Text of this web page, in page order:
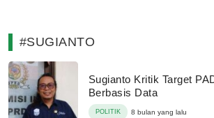
#SUGIANTO
Sugianto Kritik Target
Berbasis Data
POLITIK 8 bulan yang lalu